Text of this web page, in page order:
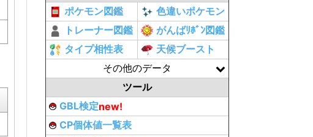
ポケモン図鑑
色違いポケモン
トレーナー図鑑
がんばﾘﾎﾞﾝ図鑑
タイプ相性表
天候ブースト
その他のデータ
ツール
GBL検定new!
CP個体値一覧表